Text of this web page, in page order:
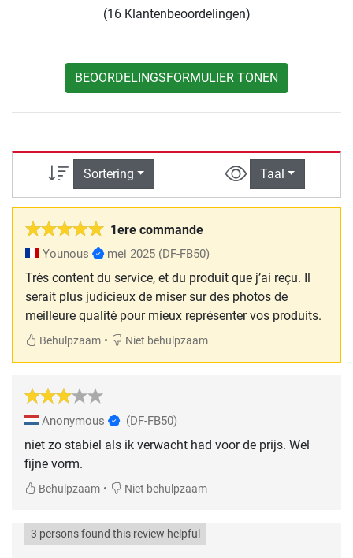
(16 Klantenbeoordelingen)
BEOORDELINGSFORMULIER TONEN
Sortering Taal
1ere commande
Younous mei 2025 (DF-FB50)
Très content du service, et du produit que j’ai reçu. Il
serait plus judicieux de miser sur des photos de
meilleure qualité pour mieux représenter vos produits.
Behulpzaam • Niet behulpzaam
Anonymous (DF-FB50)
niet zo stabiel als ik verwacht had voor de prijs. Wel
fijne vorm.
Behulpzaam • Niet behulpzaam
3 persons found this review helpful